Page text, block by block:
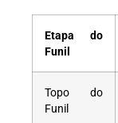
Etapa do
Funil
Topo do
Funil